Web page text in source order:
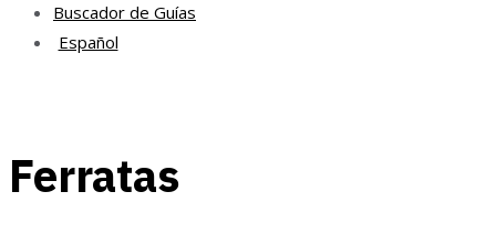
Buscador de Guías
Español
Ferratas